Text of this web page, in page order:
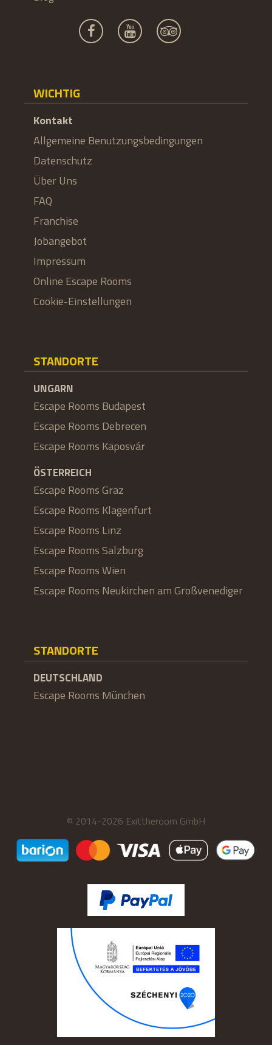
WICHTIG
Kontakt
Allgemeine Benutzungsbedingungen
Datenschutz
Über Uns
FAQ
Franchise
Jobangebot
Impressum
Online Escape Rooms
Cookie-Einstellungen
STANDORTE
UNGARN
Escape Rooms Budapest
Escape Rooms Debrecen
Escape Rooms Kaposvár
ÖSTERREICH
Escape Rooms Graz
Escape Rooms Klagenfurt
Escape Rooms Linz
Escape Rooms Salzburg
Escape Rooms Wien
Escape Rooms Neukirchen am Großvenediger
STANDORTE
DEUTSCHLAND
Escape Rooms München
© 2014-2026 Exittheroom GmbH